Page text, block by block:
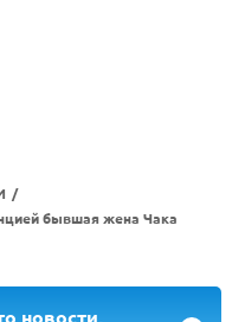
/
бывшая жена Чака